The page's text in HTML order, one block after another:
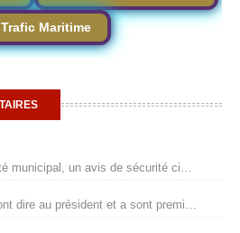
Trafic Maritime
municipal, un avis de sécurité ci…
dire au président et a sont premi…